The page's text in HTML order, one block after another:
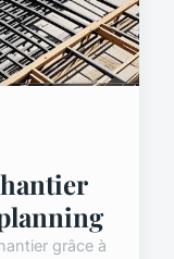
grâce à